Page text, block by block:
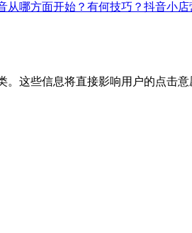
从哪方面开始？有何技巧？ 抖音小店
这些信息将直接影响用户的点击意